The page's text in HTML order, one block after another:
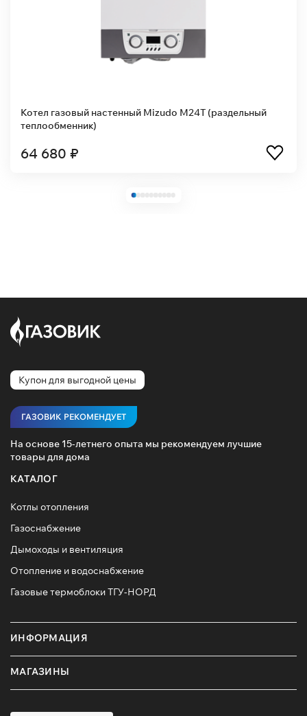
Котел газовый настенный Mizudo M24T (раздельный
теплообменник)
64 680 ₽
Купон для выгодной цены
ГАЗОВИК РЕКОМЕНДУЕТ
На основе 15-летнего опыта мы рекомендуем лучшие
товары для дома
КАТАЛОГ
Котлы отопления
Газоснабжение
Дымоходы и вентиляция
Отопление и водоснабжение
Газовые термоблоки ТГУ-НОРД
ИНФОРМАЦИЯ
МАГАЗИНЫ